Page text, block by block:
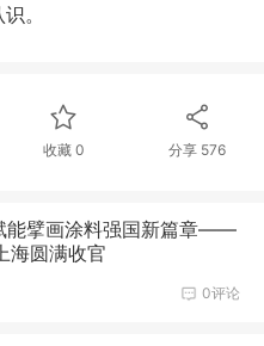
。
收藏 0 分享 576
能擘画涂料强国新篇章——
海圆满收官
0评论